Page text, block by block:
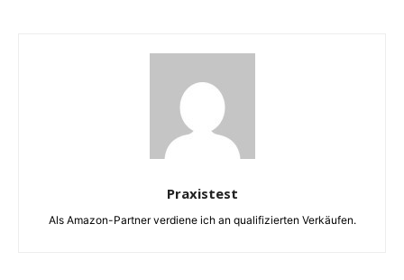
Praxistest
Als Amazon-Partner verdiene ich an qualifizierten Verkäufen.